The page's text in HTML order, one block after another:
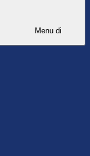
Menu di